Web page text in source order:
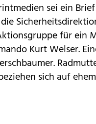
sei ein
für ein
Kurt Welser.
sich auf